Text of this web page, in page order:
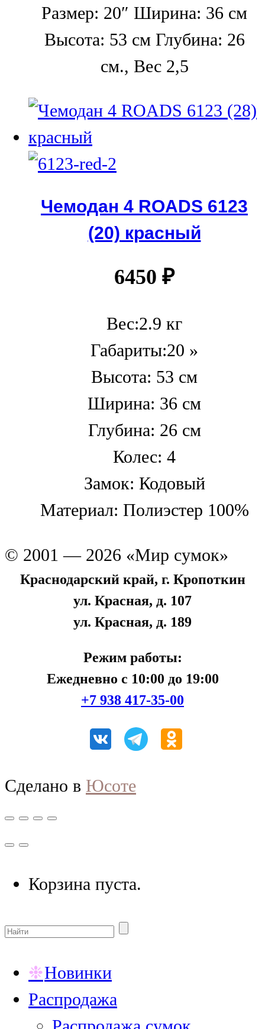
Размер: 20″ Ширина: 36 см
Высота: 53 см Глубина: 26
см., Вес 2,5
Чемодан 4 ROADS 6123
(20) красный
6450 ₽
Вес:2.9 кг
Габариты:20 »
Высота: 53 см
Ширина: 36 см
Глубина: 26 см
Колес: 4
Замок: Кодовый
Материал: Полиэстер 100%
© 2001 — 2026 «Мир сумок»
Краснодарский край, г. Кропоткин
ул. Красная, д. 107
ул. Красная, д. 189
Режим работы:
Ежедневно с 10:00 до 19:00
+7 938 417-35-00
Сделано в Юсоте
Корзина пуста.
Новинки
Распродажа